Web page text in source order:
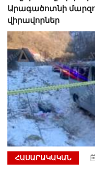
Արագածոտնի
վիրավորներ
ՀԱՍԱՐԱԿԱԿԱՆ